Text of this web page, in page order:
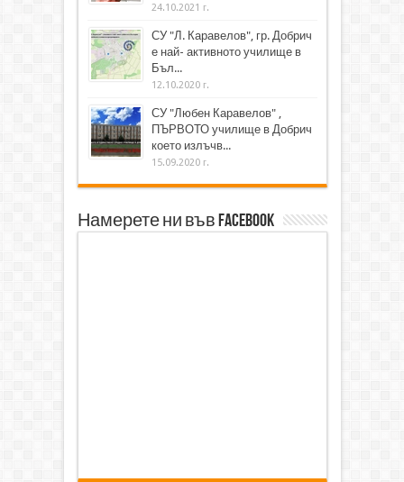
24.10.2021 г.
СУ "Л. Каравелов", гр. Добрич
е най- активното училище в
Бъл...
12.10.2020 г.
СУ "Любен Каравелов" ,
ПЪРВОТО училище в Добрич
което излъчв...
15.09.2020 г.
Намерете ни във Facebook